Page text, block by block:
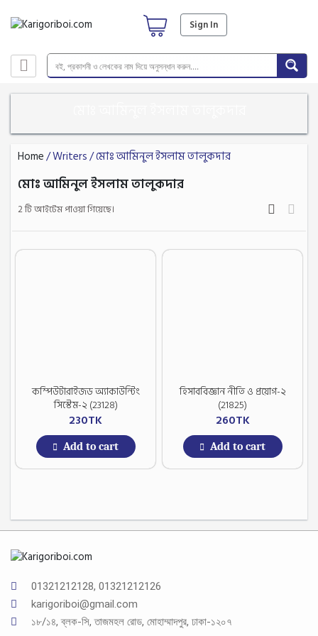
Sign In
Home/ Writers / মোঃ আমিনুল ইসলাম তালুকদার
মোঃ আমিনুল ইসলাম তালুকদার
2 টি আইটেম পাওয়া গিয়েছে।
কম্পিউটারাইজড অ্যাকাউন্টিং
সিস্টেম-২ (23128)
230TK
Add to cart
হিসাববিজ্ঞান নীতি ও প্রয়োগ-২
(21825)
260TK
Add to cart
01321212128, 01321212126
karigoriboi@gmail.com
১৮/১৪, ব্লক-সি, তাজমহল রোড, মোহাম্মাদপুর, ঢাকা-১২০৭